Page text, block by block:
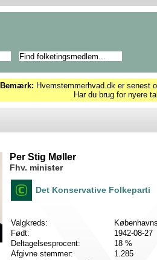
Bemærk: Hvemstemmerhvad.dk er senest
Har du brug for nyere
Per Stig Møller
Fhv. minister
Det Konservative Folkeparti
Valgkreds:
Født:
1942-08-27
Deltagelsesprocent:
18 %
Afgivne stemmer:
1.285